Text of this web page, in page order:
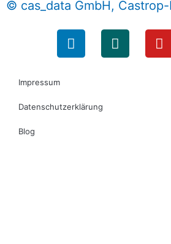
© cas_data GmbH, Castrop-
Impressum
Datenschutzerklärung
Blog